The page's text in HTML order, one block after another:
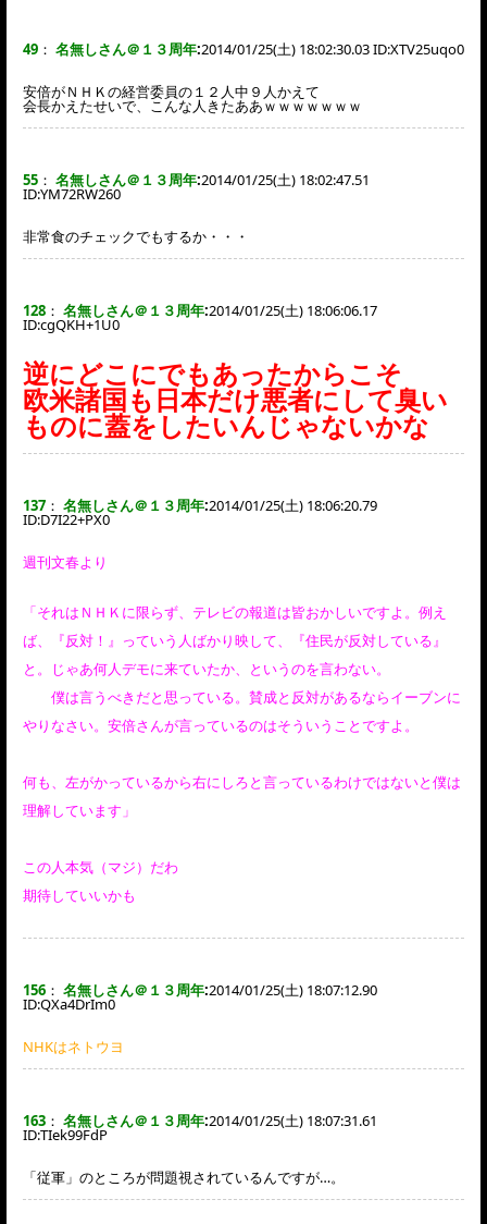
49 ： 名無しさん＠１３周年:2014/01/25(土) 18:02:30.03 ID:XTV25uqo0
安倍がＮＨＫの経営委員の１２人中９人かえて
会長かえたせいで、こんな人きたああｗｗｗｗｗｗｗ
55 ： 名無しさん＠１３周年:2014/01/25(土) 18:02:47.51
ID:YM72RW260
非常食のチェックでもするか・・・
128 ： 名無しさん＠１３周年:2014/01/25(土) 18:06:06.17
ID:cgQKH+1U0
逆にどこにでもあったからこそ
欧米諸国も日本だけ悪者にして臭い
ものに蓋をしたいんじゃないかな
137 ： 名無しさん＠１３周年:2014/01/25(土) 18:06:20.79
ID:D7I22+PX0
週刊文春より
「それはＮＨＫに限らず、テレビの報道は皆おかしいですよ。例え
ば、『反対！』っていう人ばかり映して、『住民が反対している』
と。じゃあ何人デモに来ていたか、というのを言わない。
僕は言うべきだと思っている。賛成と反対があるならイーブンに
やりなさい。安倍さんが言っているのはそういうことですよ。
何も、左がかっているから右にしろと言っているわけではないと僕は
理解しています」
この人本気（マジ）だわ
期待していいかも
156 ： 名無しさん＠１３周年:2014/01/25(土) 18:07:12.90
ID:QXa4DrIm0
NHKはネトウヨ
163 ： 名無しさん＠１３周年:2014/01/25(土) 18:07:31.61
ID:TIek99FdP
「従軍」のところが問題視されているんですが…。